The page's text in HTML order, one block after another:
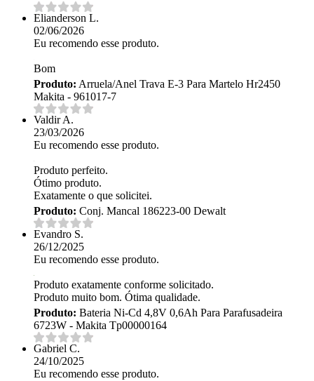
Elianderson L.
02/06/2026
Eu recomendo esse produto.
Bom
Produto: Arruela/Anel Trava E-3 Para Martelo Hr2450
Makita - 961017-7
Valdir A.
23/03/2026
Eu recomendo esse produto.
Produto perfeito.
Ótimo produto.
Exatamente o que solicitei.
Produto: Conj. Mancal 186223-00 Dewalt
Evandro S.
26/12/2025
Eu recomendo esse produto.
Produto exatamente conforme solicitado.
Produto muito bom. Ótima qualidade.
Produto: Bateria Ni-Cd 4,8V 0,6Ah Para Parafusadeira
6723W - Makita Tp00000164
Gabriel C.
24/10/2025
Eu recomendo esse produto.